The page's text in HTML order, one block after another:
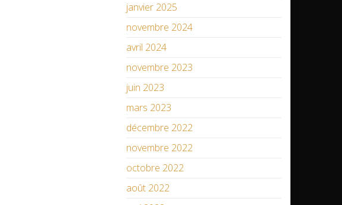
janvier 2025
novembre 2024
avril 2024
novembre 2023
juin 2023
mars 2023
décembre 2022
novembre 2022
octobre 2022
août 2022